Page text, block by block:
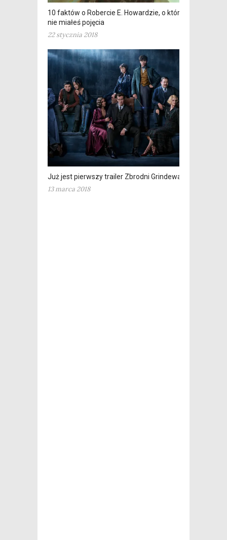
10 faktów o Robercie E. Howardzie, o których
nie miałeś pojęcia
22 stycznia 2018
Już jest pierwszy trailer Zbrodni Grindewalda
13 marca 2018